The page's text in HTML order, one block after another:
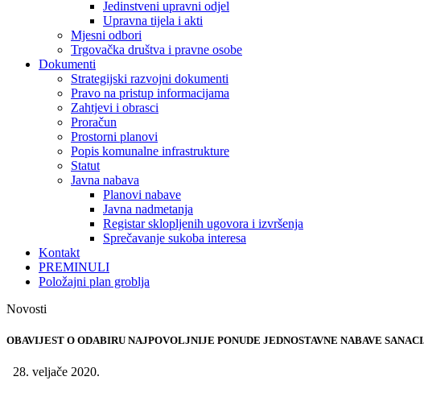
Jedinstveni upravni odjel
Upravna tijela i akti
Mjesni odbori
Trgovačka društva i pravne osobe
Dokumenti
Strategijski razvojni dokumenti
Pravo na pristup informacijama
Zahtjevi i obrasci
Proračun
Prostorni planovi
Popis komunalne infrastrukture
Statut
Javna nabava
Planovi nabave
Javna nadmetanja
Registar sklopljenih ugovora i izvršenja
Sprečavanje sukoba interesa
Kontakt
PREMINULI
Položajni plan groblja
Novosti
OBAVIJEST O ODABIRU NAJPOVOLJNIJE PONUDE JEDNOSTAVNE NABAVE
28. veljače 2020.